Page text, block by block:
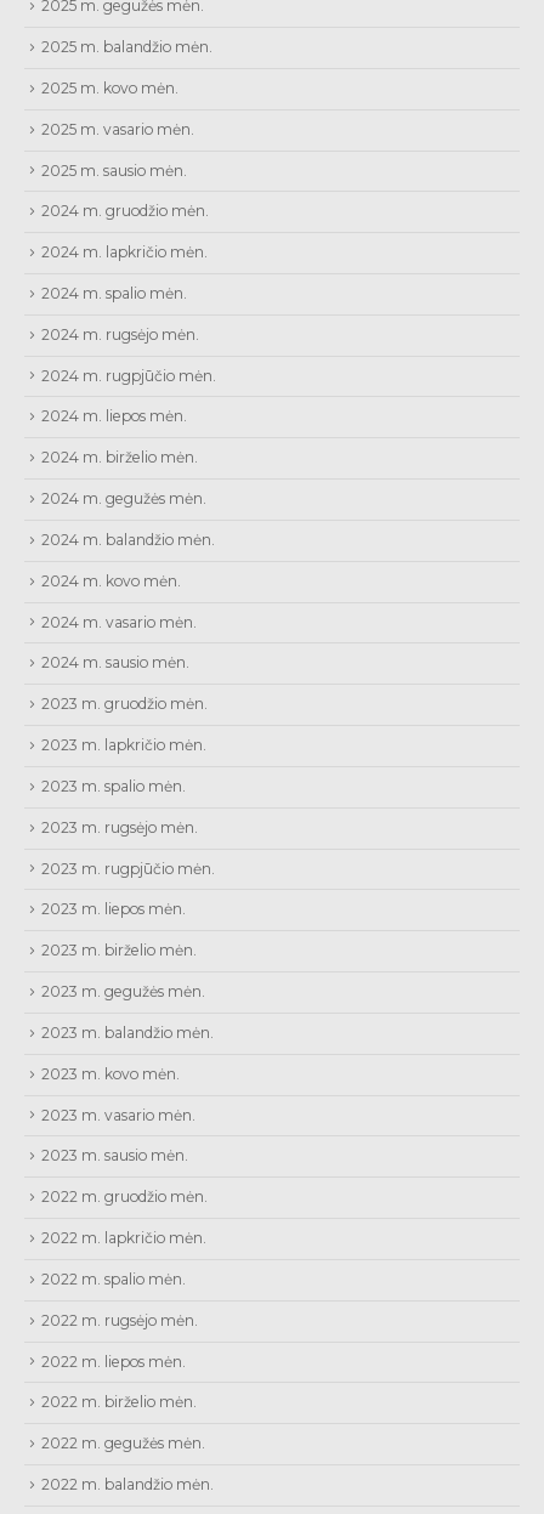
2025 m. gegužės mėn.
2025 m. balandžio mėn.
2025 m. kovo mėn.
2025 m. vasario mėn.
2025 m. sausio mėn.
2024 m. gruodžio mėn.
2024 m. lapkričio mėn.
2024 m. spalio mėn.
2024 m. rugsėjo mėn.
2024 m. rugpjūčio mėn.
2024 m. liepos mėn.
2024 m. birželio mėn.
2024 m. gegužės mėn.
2024 m. balandžio mėn.
2024 m. kovo mėn.
2024 m. vasario mėn.
2024 m. sausio mėn.
2023 m. gruodžio mėn.
2023 m. lapkričio mėn.
2023 m. spalio mėn.
2023 m. rugsėjo mėn.
2023 m. rugpjūčio mėn.
2023 m. liepos mėn.
2023 m. birželio mėn.
2023 m. gegužės mėn.
2023 m. balandžio mėn.
2023 m. kovo mėn.
2023 m. vasario mėn.
2023 m. sausio mėn.
2022 m. gruodžio mėn.
2022 m. lapkričio mėn.
2022 m. spalio mėn.
2022 m. rugsėjo mėn.
2022 m. liepos mėn.
2022 m. birželio mėn.
2022 m. gegužės mėn.
2022 m. balandžio mėn.